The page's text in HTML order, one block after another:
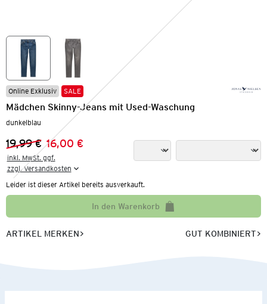
Online Exklusiv SALE
Mädchen Skinny-Jeans mit Used-Waschung
dunkelblau
Vorheriger Preis:
19,99 €
Neuer Preis:
16,00 €
inkl. MwSt. ggf.
zzgl. Versandkosten
Leider ist dieser Artikel bereits ausverkauft.
In den Warenkorb
ARTIKEL MERKEN GUT KOMBINIERT